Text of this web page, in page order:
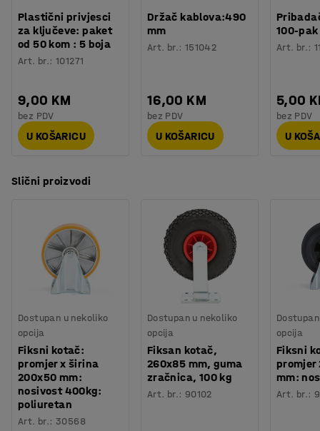
Plastični privjesci
za ključeve: paket
od 50 kom : 5 boja
Art. br.:101271
9,00 KM
bez PDV
U KOŠARICU
Držač kablova:490
mm
Art. br.: 151042
16,00 KM
bez PDV
U KOŠARICU
100-pak
Art. br.:
5,00
bez PDV
U
Slični proizvodi
Dostupan u nekoliko
opcija
Fiksni kotač:
promjer x širina
200x50 mm:
nosivost 400kg:
poliuretan
Art. br.:30568
Dostupan u nekoliko
opcija
Fiksan kotač,
260x85 mm, guma
zračnica, 100 kg
Art. br.: 90102
opcija
Fiksni
promjer
mm:
Art. br.: